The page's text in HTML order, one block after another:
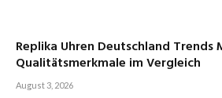
Replika Uhren Deutschland Trends
Qualitätsmerkmale im Vergleich
August 3, 2026